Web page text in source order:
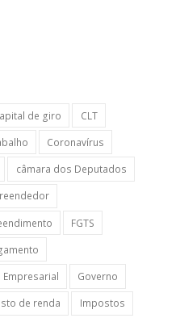
de giro
CLT
Coronavírus
câmara dos Deputados
FGTS
Empresarial
Governo
de renda
Impostos